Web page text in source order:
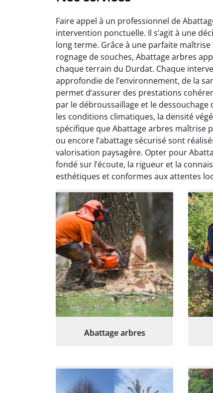
Faire appel à un professionnel de
intervention ponctuelle. Il s’agit à une
long terme. Grâce à une parfaite maîtrise
rognage de souches, Abattage arbres
chaque terrain du Durdat. Chaque
approfondie de l’environnement, de la
permet d’assurer des prestations
par le débroussaillage et le
les conditions climatiques, la densité
spécifique que Abattage arbres maîtrise
ou encore l’abattage sécurisé sont
valorisation paysagère. Opter pour
fondé sur l’écoute, la rigueur et la
esthétiques et conformes aux attentes
Abattage arbres
été
Je